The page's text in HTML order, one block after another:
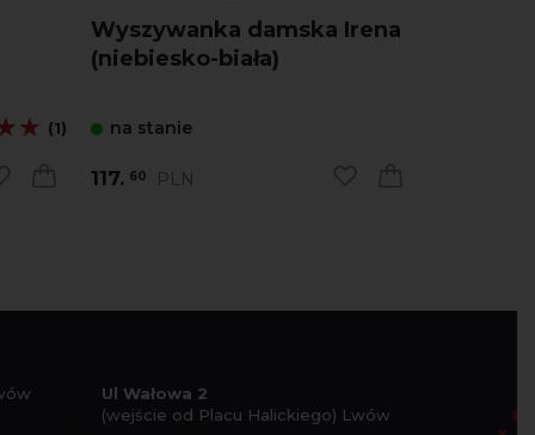
(1)
Wyszywanka damska Irena
(niebiesko-biała)
na stanie
117. 60 PLN
Ul Wałowa 2
(wejście od Placu Halickiego) Lwów